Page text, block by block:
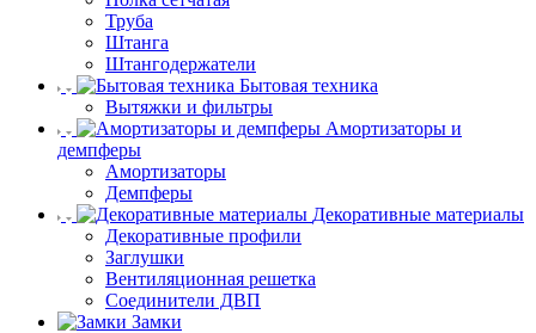
Труба
Штанга
Штангодержатели
Бытовая техника
Вытяжки и фильтры
Амортизаторы и
демпферы
Амортизаторы
Демпферы
Декоративные материалы
Декоративные профили
Заглушки
Вентиляционная решетка
Соединители ДВП
Замки